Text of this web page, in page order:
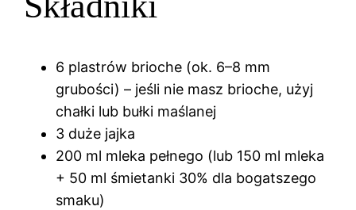
6 plastrów brioche (ok. 6–8 mm
grubości) – jeśli nie masz brioche, użyj
chałki lub bułki maślanej
3 duże jajka
200 ml mleka pełnego (lub 150 ml mleka
+ 50 ml śmietanki 30% dla bogatszego
smaku)